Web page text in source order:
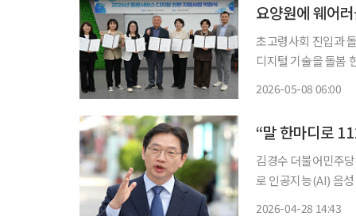
요양원에 웨어
초고령사회 진입과
디지털 기술을 돌봄 현장에 투입한다. 8일 서울시
2026-05-08 06:00
“말 한마디로
김경수 더불어민주
로 인공지능(AI) 음성 돌봄 서
2026-04-28 14:43